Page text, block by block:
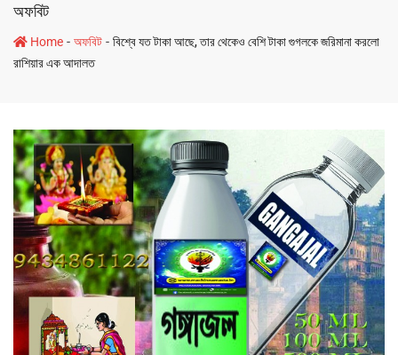
অফবিট
Home - অফবিট - বিশ্বে যত টাকা আছে, তার থেকেও বেশি টাকা গুগলকে জরিমানা করলো
রাশিয়ার এক আদালত